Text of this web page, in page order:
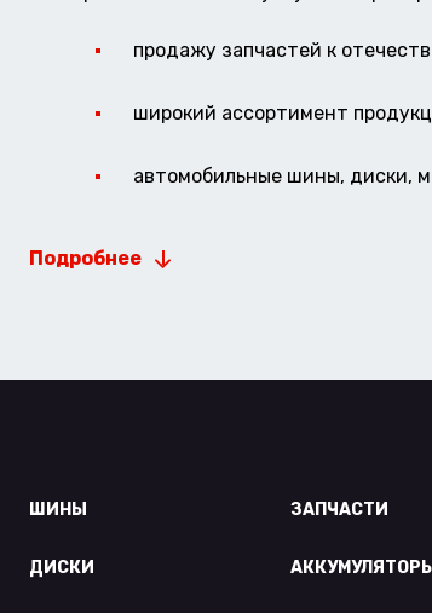
продажу запчастей к
широкий ассортимент
автомобильные шины, диски,
Подробнее
ШИНЫ
ДИСКИ
ЗАПЧАСТИ
АККУМУЛЯТОРЫ